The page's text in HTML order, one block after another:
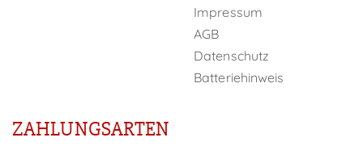
Impressum
AGB
Datenschutz
Batteriehinweis
ZAHLUNGSARTEN